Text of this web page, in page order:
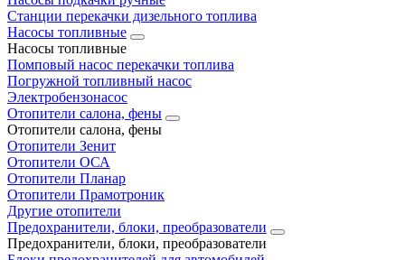
Станции перекачки дизельного топлива
Насосы топливные
Насосы топливные
Помповый насос перекачки топлива
Погружной топливный насос
Электробензонасос
Отопители салона, фены
Отопители салона, фены
Отопители Зенит
Отопители ОСА
Отопители Планар
Отопители Прамотроник
Другие отопители
Предохранители, блоки, преобразователи
Предохранители, блоки, преобразователи